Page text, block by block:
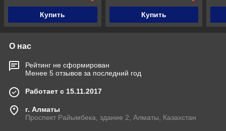
Купить Купить
О нас
Рейтинг не сформирован
Менее 5 отзывов за последний год
Работает с 15.11.2017
г. Алматы
Проспект Райымбека, здание 2, Алматы, Казахстан